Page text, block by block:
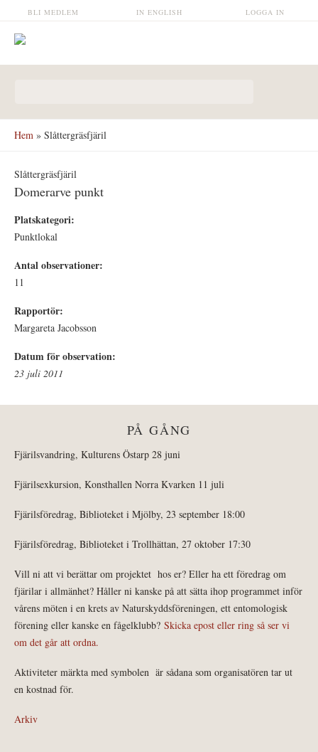
Hoppa till huvudinnehåll LOGGA IN
IN ENGLISH
BLI MEDLEM
Hem » Slåttergräsfjäril
Slåttergräsfjäril
Domerarve punkt
Platskategori:
Punktlokal
Antal observationer:
11
Rapportör:
Margareta Jacobsson
Datum för observation:
23 juli 2011
PÅ GÅNG
Fjärilsvandring, Kulturens Östarp 28 juni
Fjärilsexkursion, Konsthallen Norra Kvarken 11 juli
Fjärilsföredrag, Biblioteket i Mjölby, 23 september 18:00
Fjärilsföredrag, Biblioteket i Trollhättan, 27 oktober 17:30
Vill ni att vi berättar om projektet hos er? Eller ha ett föredrag om
fjärilar i allmänhet? Håller ni kanske på att sätta ihop programmet inför
vårens möten i en krets av Naturskyddsföreningen, ett entomologisk
förening eller kanske en fågelklubb? Skicka epost eller ring så ser vi
om det går att ordna.
Aktiviteter märkta med symbolen är sådana som organisatören tar ut
en kostnad för.
Arkiv